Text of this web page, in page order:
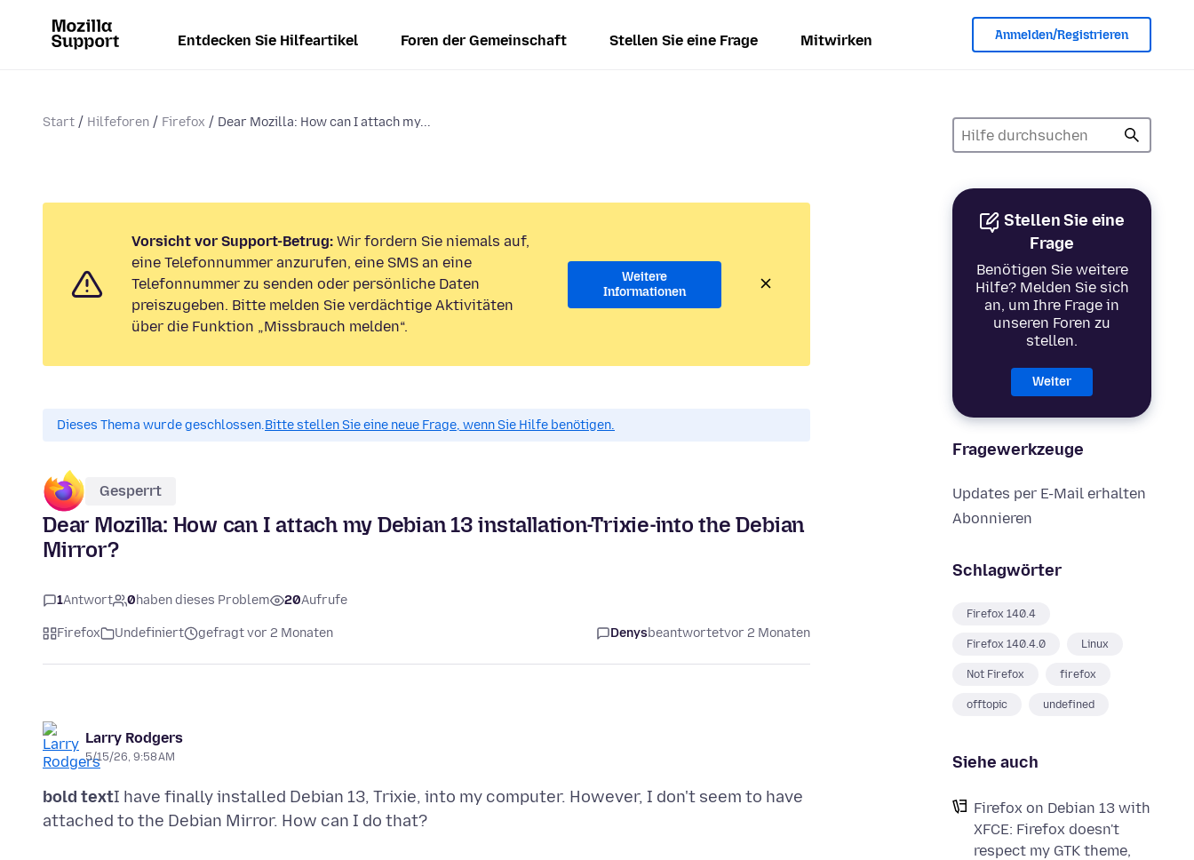
Entdecken Sie Hilfeartikel Foren der Gemeinschaft Stellen Sie eine Frage Mitwirken Anmelden/Registrieren
Start Hilfeforen Firefox Dear Mozilla: How can I attach my...
Stellen Sie eine
Frage
Benötigen Sie weitere
Hilfe? Melden Sie sich
an, um Ihre Frage in
unseren Foren zu
stellen.
Weiter
Fragewerkzeuge
Updates per E-Mail erhalten
Abonnieren
Schlagwörter
Firefox 140.4
Firefox 140.4.0 Linux
Not Firefox firefox
offtopic undefined
Siehe auch
Firefox on Debian 13 with
XFCE: Firefox doesn't
respect my GTK theme,
Vorsicht vor Support-Betrug: Wir fordern Sie niemals auf,
eine Telefonnummer anzurufen, eine SMS an eine
Telefonnummer zu senden oder persönliche Daten
preiszugeben. Bitte melden Sie verdächtige Aktivitäten
über die Funktion „Missbrauch melden“.
Weitere
Informationen
Dieses Thema wurde geschlossen.Bitte stellen Sie eine neue Frage, wenn Sie Hilfe benötigen.
Gesperrt
Dear Mozilla: How can I attach my Debian 13 installation-Trixie-into the Debian
Mirror?
1Antwort 0haben dieses Problem 20Aufrufe
Firefox Undefiniert gefragt vor 2 Monaten Denysbeantwortetvor 2 Monaten
Larry Rodgers
5/15/26, 9:58 AM
bold textI have finally installed Debian 13, Trixie, into my computer. However, I don't seem to have